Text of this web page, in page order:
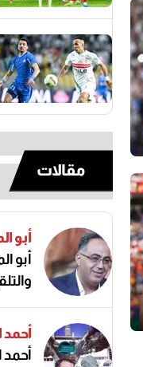
مقالات
أبو
أبو
أحمد
أحمد